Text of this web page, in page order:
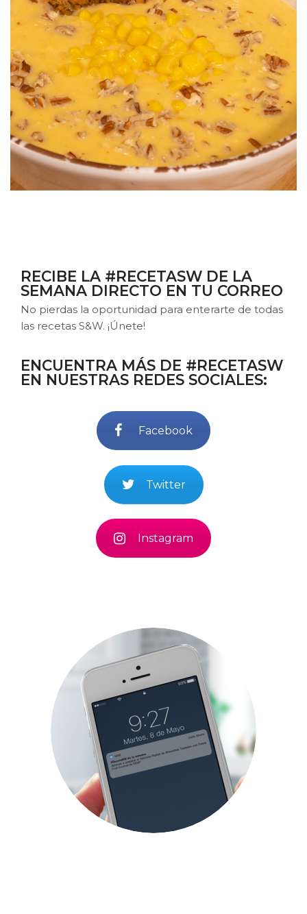
Crema de Calabaza y Elotes SyW
RECIBE LA #RECETASW DE LA
SEMANA DIRECTO EN TU CORREO
No pierdas la oportunidad para enterarte de todas
las recetas S&W. ¡Únete!
ENCUENTRA MÁS DE #RECETASW
EN NUESTRAS REDES SOCIALES:
Facebook
Twitter
Instagram